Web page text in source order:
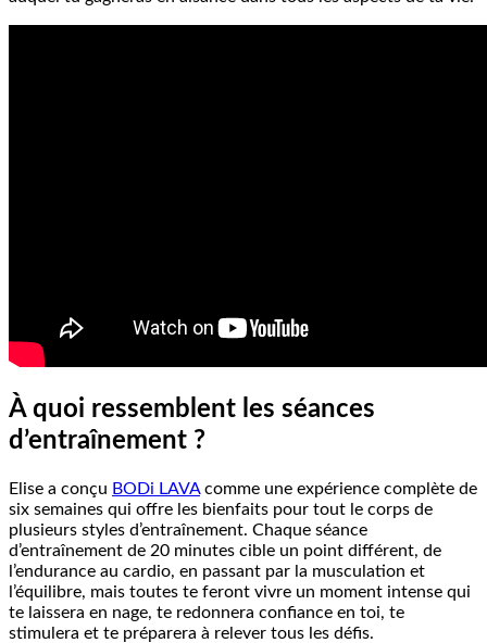
À quoi ressemblent les séances
d’entraînement ?
Elise a conçu BODi LAVAcomme une expérience complète de
six semaines qui offre les bienfaits pour tout le corps de
plusieurs styles d’entraînement. Chaque séance
d’entraînement de 20 minutes cible un point différent, de
l’endurance au cardio, en passant par la musculation et
l’équilibre, mais toutes te feront vivre un moment intense qui
te laissera en nage, te redonnera confiance en toi, te
stimulera et te préparera à relever tous les défis.